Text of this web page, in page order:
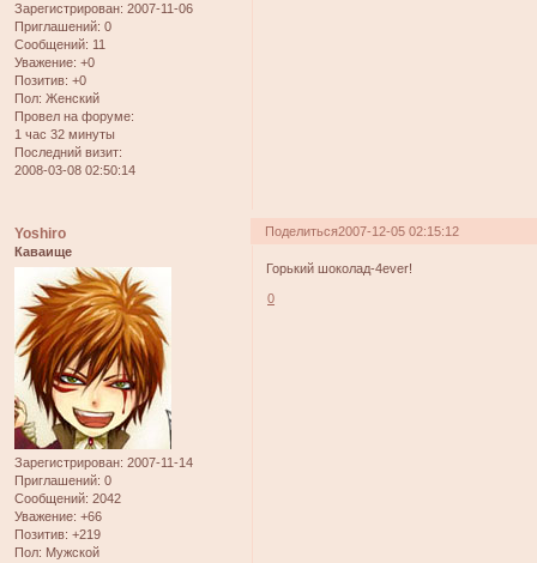
Зарегистрирован: 2007-11-06
Приглашений: 0
Сообщений: 11
Уважение: +0
Позитив: +0
Пол: Женский
Провел на форуме:
1 час 32 минуты
Последний визит:
2008-03-08 02:50:14
Поделиться2007-12-05 02:15:12
Yoshiro
Каваище
Зарегистрирован: 2007-11-14
Приглашений: 0
Сообщений: 2042
Уважение: +66
Позитив: +219
Пол: Мужской
Горький шоколад-4ever!
0